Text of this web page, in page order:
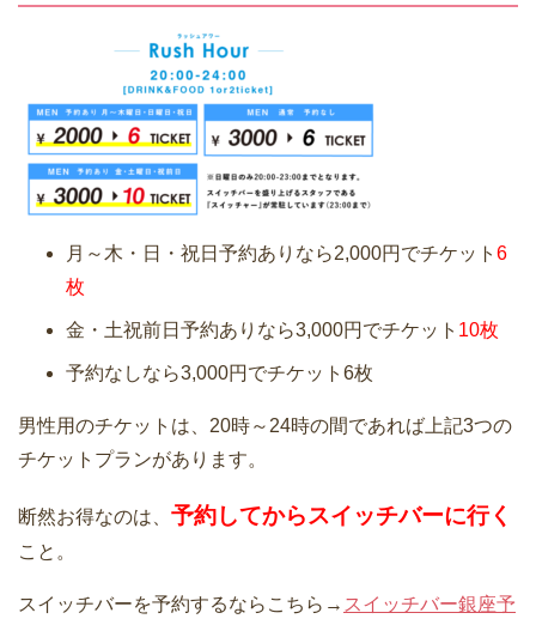
月～木・日・祝日予約ありなら2,000円でチケット 6
枚
金・土祝前日予約ありなら3,000円でチケット 10枚
予約なしなら3,000円でチケット6枚
男性用のチケットは、20時～24時の間であれば上記3つの
チケットプランがあります。
断然お得なのは、 予約してからスイッチバーに行く
こと。
スイッチバーを予約するならこちら→ スイッチバー銀座予